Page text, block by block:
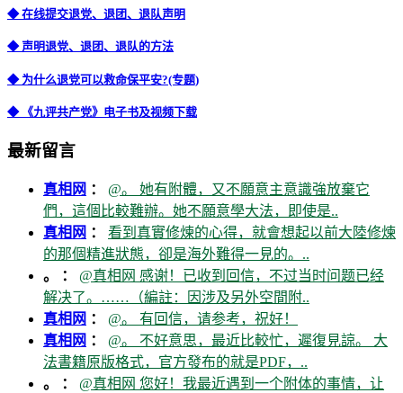
◆ 在线提交退党、退团、退队声明
◆ 声明退党、退团、退队的方法
◆ 为什么退党可以救命保平安?(专题)
◆ 《九评共产党》电子书及视频下载
最新留言
真相网 ： @。 她有附體，又不願意主意識強放棄它
們，這個比較難辦。她不願意學大法，即使是..
真相网 ： 看到真實修煉的心得，就會想起以前大陸修煉
的那個精進狀態，卻是海外難得一見的。..
。 ： @真相网 感谢！已收到回信，不过当时问题已经
解决了。……（編註：因涉及另外空間附..
真相网 ： @。 有回信，请参考，祝好！
真相网 ： @。 不好意思，最近比較忙，遲復見諒。 大
法書籍原版格式，官方發布的就是PDF，..
。 ： @真相网 您好！我最近遇到一个附体的事情，让